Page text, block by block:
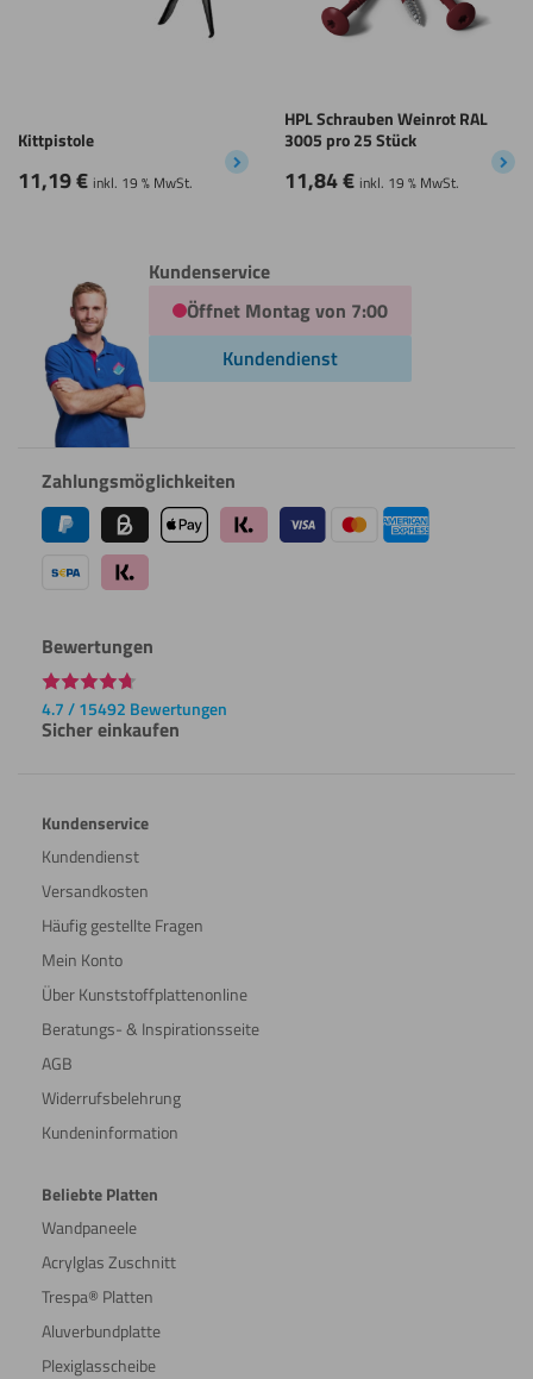
Kittpistole
11,19€ inkl. 19 % MwSt.
HPL Schrauben Weinrot RAL
3005 pro 25 Stück
11,84€ inkl. 19 % MwSt.
Kundenservice
Öffnet Montag von 7:00
Kundendienst
Zahlungsmöglichkeiten
Bewertungen
4.7 / 15492 Bewertungen
Sicher einkaufen
Kundenservice
Kundendienst
Versandkosten
Häufig gestellte Fragen
Mein Konto
Über Kunststoffplattenonline
Beratungs- & Inspirationsseite
AGB
Widerrufsbelehrung
Kundeninformation
Beliebte Platten
Wandpaneele
Acrylglas Zuschnitt
Trespa® Platten
Aluverbundplatte
Plexiglasscheibe